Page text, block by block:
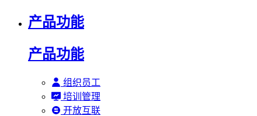
产品功能
产品功能
组织员工
培训管理
开放互联